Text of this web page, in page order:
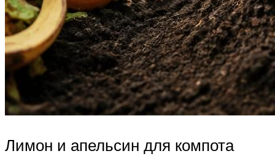
Лимон и апельсин для компота